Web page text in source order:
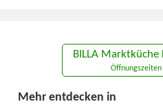
BILLA
Öffnungszeiten
Mehr entdecken in